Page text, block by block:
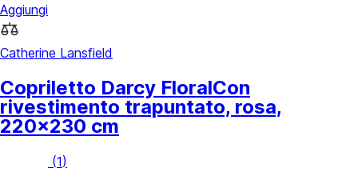
Aggiungi
Catherine Lansfield
Copriletto Darcy FloralCon
rivestimento trapuntato, rosa,
220x230 cm
(1)